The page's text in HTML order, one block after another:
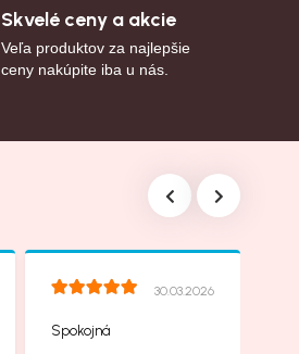
Skvelé ceny a akcie
Veľa produktov za najlepšie
ceny nakúpite iba u nás.
30.03.2026
Spokojná